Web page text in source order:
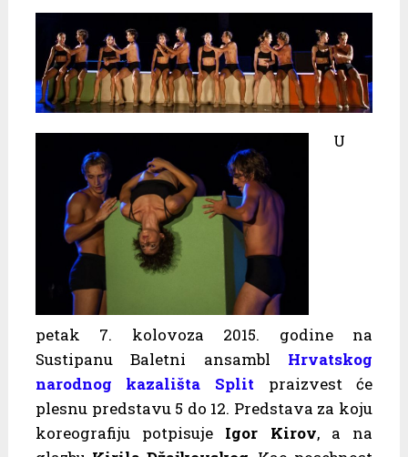
U
petak 7. kolovoza 2015. godine na
Sustipanu Baletni ansambl Hrvatskog
narodnog kazališta Split praizvest će
plesnu predstavu 5 do 12. Predstava za koju
koreografiju potpisuje Igor Kirov, a na